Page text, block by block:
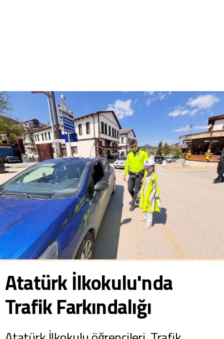
Atatürk İlkokulu'nda
Trafik Farkındalığı